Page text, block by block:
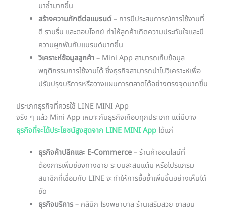
มาซ้ำมากขึ้น
สร้างความภักดีต่อแบรนด์– การมีประสบการณ์การใช้งานที่
ดี ราบรื่น และตอบโจทย์ ทำให้ลูกค้าเกิดความประทับใจและมี
ความผูกพันกับแบรนด์มากขึ้น
วิเคราะห์ข้อมูลลูกค้า– Mini App สามารถเก็บข้อมูล
พฤติกรรมการใช้งานได้ ซึ่งธุรกิจสามารถนำไปวิเคราะห์เพื่อ
ปรับปรุงบริการหรือวางแผนการตลาดได้อย่างตรงจุดมากขึ้น
ประเภทธุรกิจที่ควรใช้ LINE MINI App
จริง ๆ แล้ว Mini App เหมาะกับธุรกิจเกือบทุกประเภท แต่มีบาง
ธุรกิจที่จะได้ประโยชน์สูงสุดจาก LINE MINI Appได้แก่
ธุรกิจค้าปลีกและ E-Commerce– ร้านค้าออนไลน์ที่
ต้องการเพิ่มช่องทางขาย ระบบสะสมแต้ม หรือโปรแกรม
สมาชิกที่เชื่อมกับ LINE จะทำให้การซื้อซ้ำเพิ่มขึ้นอย่างเห็นได้
ชัด
ธุรกิจบริการ– คลินิก โรงพยาบาล ร้านเสริมสวย ซาลอน